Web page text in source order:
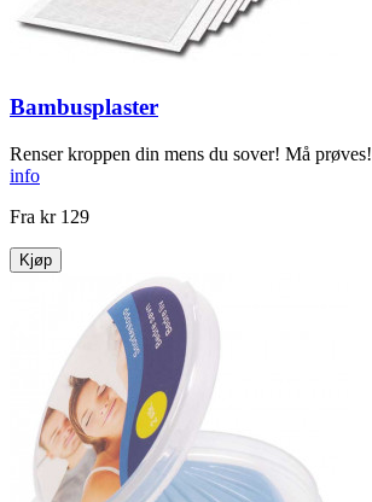
Bambusplaster
Renser kroppen din mens du sover! Må prøves!
info
Fra kr 129
Kjøp